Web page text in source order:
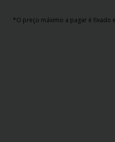
*O preço máximo a pagar é fixado